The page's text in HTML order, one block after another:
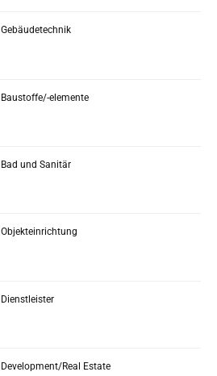
Gebäudetechnik
Baustoffe/-elemente
Bad und Sanitär
Objekteinrichtung
Dienstleister
Development/Real Estate